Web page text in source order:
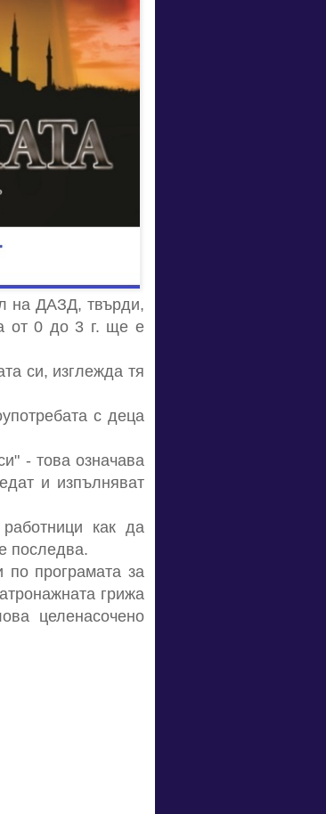
на ДАЗД, твърди,
от 0 до 3 г. ще е
си, изглежда тя
с деца
- това означава
и изпълняват
как да
последва.
програмата за
грижа
целенасочено